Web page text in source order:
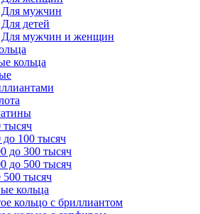
Для мужчин
Для детей
Для мужчин и женщин
кольца
тысяч
100 тысяч
до 300 тысяч
до 500 тысяч
500 тысяч
кольца
кольцо с бриллиантом